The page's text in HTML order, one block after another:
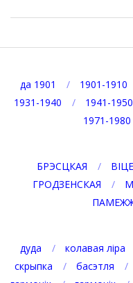
08-
да 1901
1901-1910
1931-1940
1941-1950
1971-1980
БРЭСЦКАЯ
ГРОДЗЕНСКАЯ
дуда колавая ліра
скрыпка
басэтля